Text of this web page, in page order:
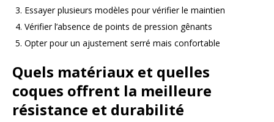
Essayer plusieurs modèles pour vérifier le maintien
Vérifier l’absence de points de pression gênants
Opter pour un ajustement serré mais confortable
Quels matériaux et quelles
coques offrent la meilleure
résistance et durabilité